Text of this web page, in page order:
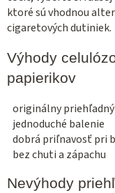
ktoré sú vhodnou
cigaretových dutiniek.
Výhody
papierikov
originálny
jednoduché balenie
dobrá priľnavosť pri
bez chuti a zápachu
Nevýhody